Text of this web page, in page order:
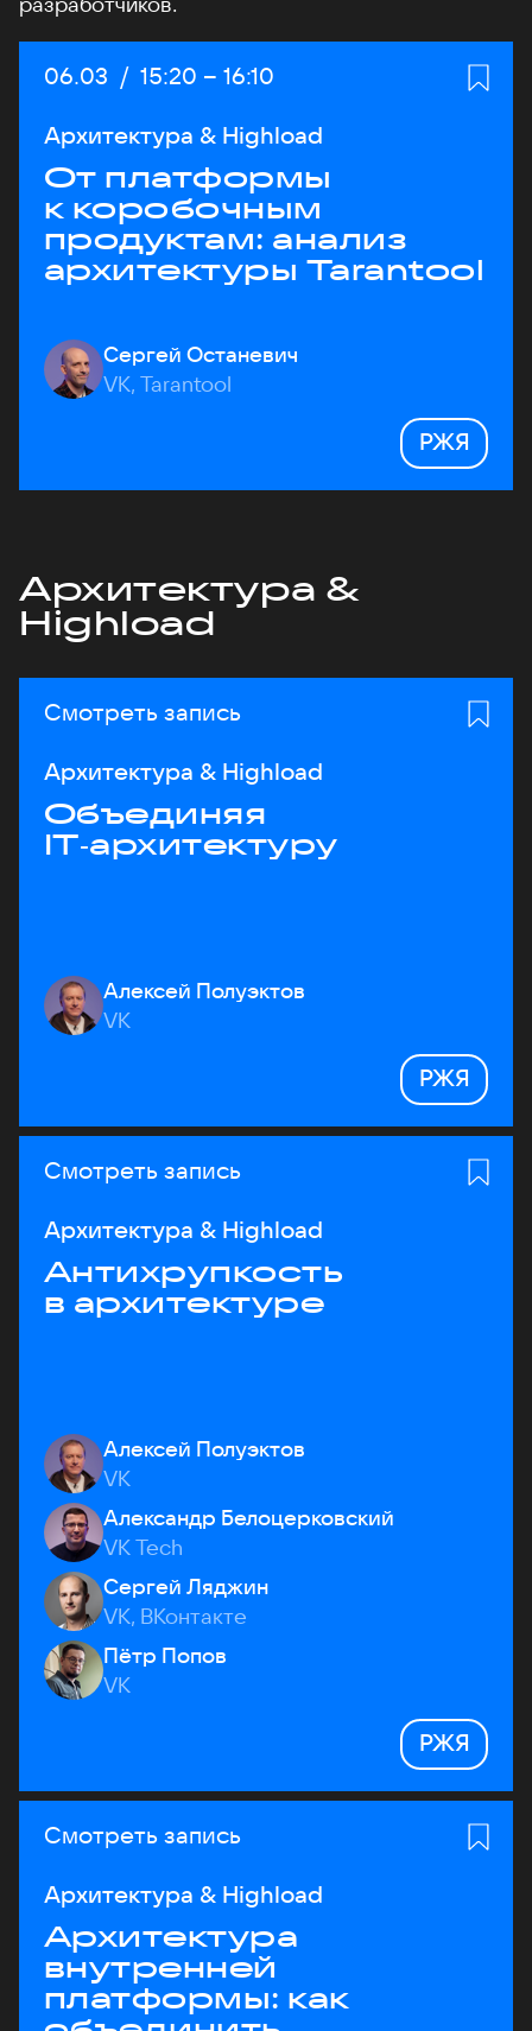
Дата:
06.03 / Начало:
15:20 – Конец:
16:10
Архитектура & Highload
От платформы
к коробочным
продуктам: анализ
архитектуры Tarantool
Сергей Останевич
VK, Tarantool
РЖЯ
Архитектура &
Highload
Смотреть запись
Архитектура & Highload
Объединяя
IT‑архитектуру
Алексей Полуэктов
VK
РЖЯ
Смотреть запись
Архитектура & Highload
Антихрупкость
в архитектуре
Алексей Полуэктов
VK
Александр Белоцерковский
VK Tech
Сергей Ляджин
VK, ВКонтакте
Пётр Попов
VK
РЖЯ
Смотреть запись
Архитектура & Highload
Архитектура
внутренней
платформы: как